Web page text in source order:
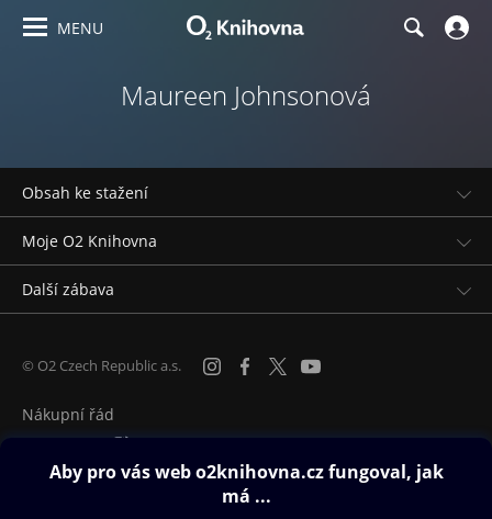
MENU
Maureen Johnsonová
Obsah ke stažení
Moje O2 Knihovna
Další zábava
© O2 Czech Republic a.s.
Nákupní řád
Zásady zpracování osobních údajů